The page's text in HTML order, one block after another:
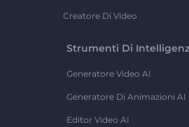
Creatore Di Video
Strumenti Di
Generatore Video AI
Generatore Di Animazioni AI
Editor Video AI